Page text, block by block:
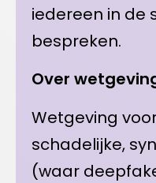
iedereen in de
bespreken.
Over
Wetgeving
schadelijke,
(waar